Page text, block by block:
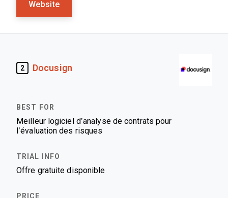
Website
2 Docusign
Meilleur logiciel d’analyse de contrats pour
l’évaluation des risques
Offre gratuite disponible